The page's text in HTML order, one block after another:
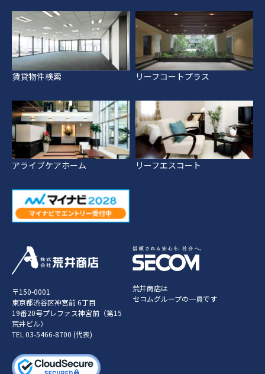
賃貸物件検索 リーフコートプラス
アライブケアホーム リーフエスコート
〒150-0001
東京都渋谷区神宮前 6丁目
19番20号プレファス神宮前（第15
荒井ビル）
TEL03-5466-8700 (代表)
荒井商店は
セコムグループの一員です